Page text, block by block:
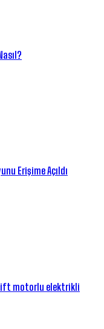
Erişime Açıldı
çift motorlu elektrikli